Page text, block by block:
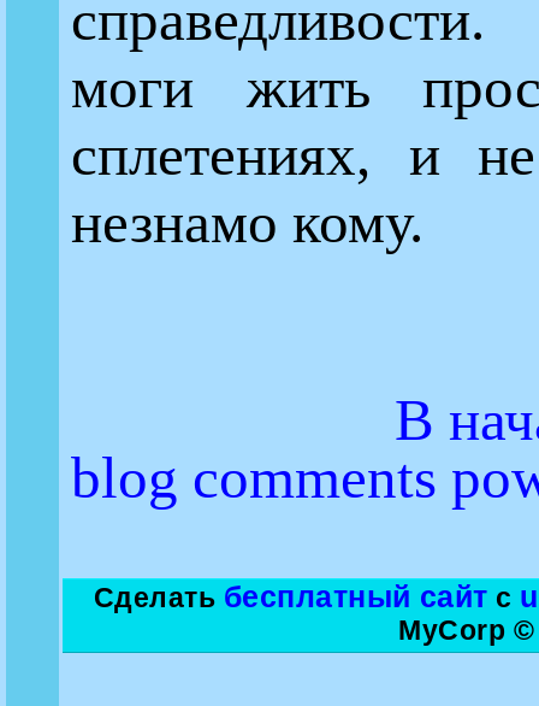
моги жить
сплетениях, и
незнамо кому.
В
blog comments
Сделать бесплатный сайт с
MyCorp ©